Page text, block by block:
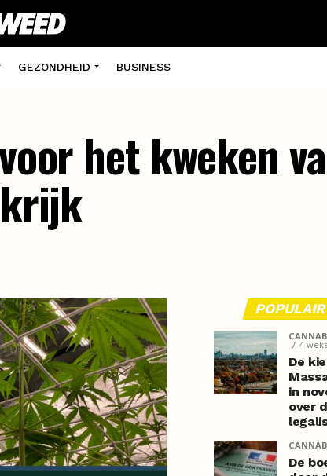
GEZONDHEID BUSINESS
het kweken
POPULAIR
4
De
in
over
De